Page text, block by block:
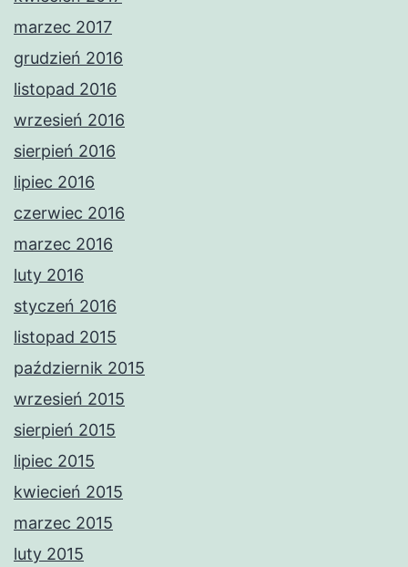
marzec 2017
grudzień 2016
listopad 2016
wrzesień 2016
sierpień 2016
lipiec 2016
czerwiec 2016
marzec 2016
luty 2016
styczeń 2016
listopad 2015
październik 2015
wrzesień 2015
sierpień 2015
lipiec 2015
kwiecień 2015
marzec 2015
luty 2015